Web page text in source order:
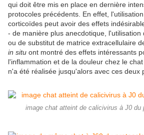
qui doit être mis en place en dernière
protocoles précédents. En effet,
corticoïdes peut avoir des effets
- de manière plus anecdotique, l'utilisation
ou de substitut de matrice extracellulaire
in situ ont montré des effets intéressants
l'inflammation et de la douleur chez le
n'a été réalisée jusqu'alors avec ces deux
image chat atteint de calicivirus à J0 du